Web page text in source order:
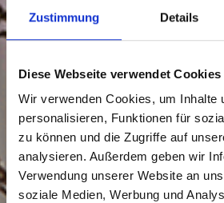
Zustimmung Details
Diese Webseite verwendet Cookies
Wir verwenden Cookies, um Inhalte
personalisieren, Funktionen für
zu können und die Zugriffe auf
analysieren. Außerdem geben wir
Verwendung unserer Website an
soziale Medien, Werbung und